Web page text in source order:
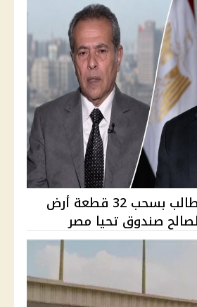
توفيق عكاشة يطالب بسحب 32 قطعة أرض
صندوق تحيا مصر